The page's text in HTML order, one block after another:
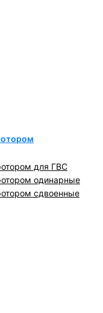
для ГВС
одинарные
сдвоенные